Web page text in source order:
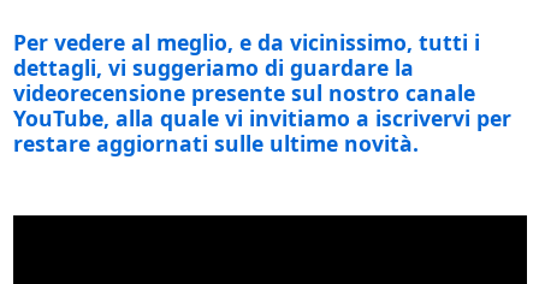
Per vedere al meglio, e da vicinissimo, tutti i
dettagli, vi suggeriamo di guardare la
videorecensione presente sul nostro canale
YouTube, alla quale vi invitiamo a iscrivervi per
restare aggiornati sulle ultime novità.